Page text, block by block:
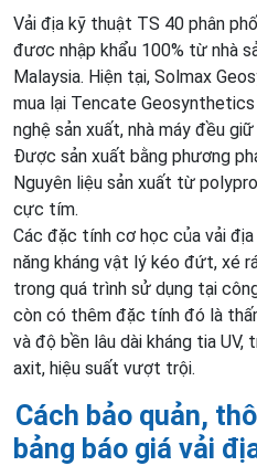
Vải địa kỹ thuật TS 40 phân
đươc nhập khẩu 100% từ nhà
Malaysia. Hiện tại, Solmax
mua lại Tencate
nghệ sản xuất, nhà máy đều
Được sản xuất bằng phương
Nguyên liệu sản xuất từ
cực tím.
Các đặc tính cơ học của vải
năng kháng vật lý kéo đứt, xé
trong quá trình sử dụng tại
còn có thêm đặc tính đó là
và độ bền lâu dài kháng tia
axit, hiệu suất vượt trội.
Cách bảo quản,
bảng báo giá vải